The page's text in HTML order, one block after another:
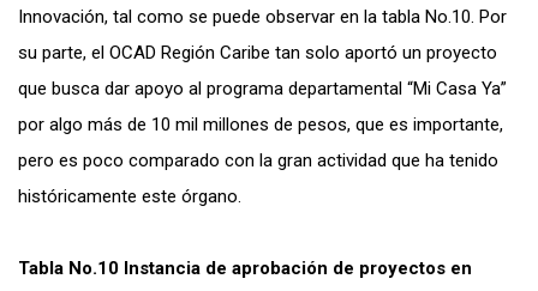
Innovación, tal como se puede observar en la tabla No.10. Por
su parte, el OCAD Región Caribe tan solo aportó un proyecto
que busca dar apoyo al programa departamental “Mi Casa Ya”
por algo más de 10 mil millones de pesos, que es importante,
pero es poco comparado con la gran actividad que ha tenido
históricamente este órgano.
Tabla No.10 Instancia de aprobación de proyectos en